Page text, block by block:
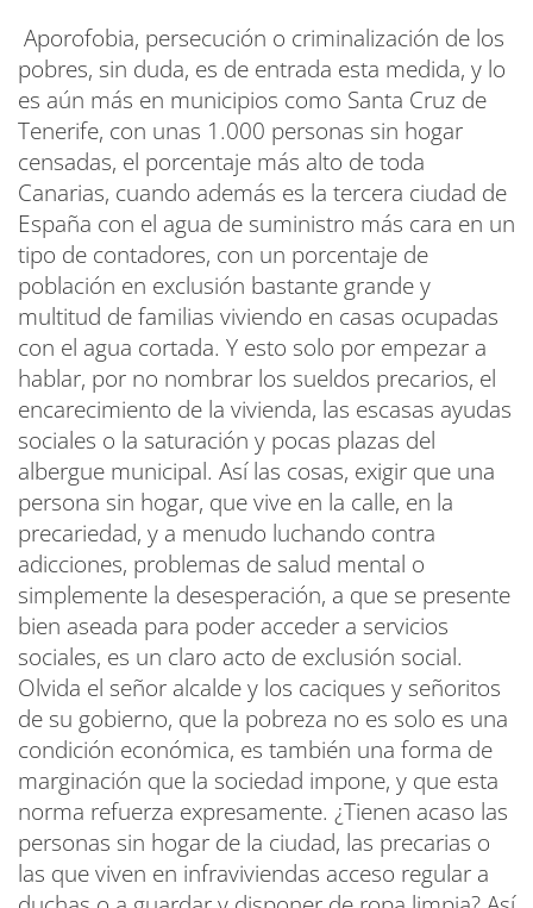
Aporofobia, persecución o criminalización de los
pobres, sin duda, es de entrada esta medida, y lo
es aún más en municipios como Santa Cruz de
Tenerife, con unas 1.000 personas sin hogar
censadas, el porcentaje más alto de toda
Canarias, cuando además es la tercera ciudad de
España con el agua de suministro más cara en un
tipo de contadores, con un porcentaje de
población en exclusión bastante grande y
multitud de familias viviendo en casas ocupadas
con el agua cortada. Y esto solo por empezar a
hablar, por no nombrar los sueldos precarios, el
encarecimiento de la vivienda, las escasas ayudas
sociales o la saturación y pocas plazas del
albergue municipal. Así las cosas, exigir que una
persona sin hogar, que vive en la calle, en la
precariedad, y a menudo luchando contra
adicciones, problemas de salud mental o
simplemente la desesperación, a que se presente
bien aseada para poder acceder a servicios
sociales, es un claro acto de exclusión social.
Olvida el señor alcalde y los caciques y señoritos
de su gobierno, que la pobreza no es solo es una
condición económica, es también una forma de
marginación que la sociedad impone, y que esta
norma refuerza expresamente. ¿Tienen acaso las
personas sin hogar de la ciudad, las precarias o
las que viven en infraviviendas acceso regular a